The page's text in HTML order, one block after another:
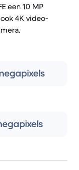
een 10 MP
4K video-